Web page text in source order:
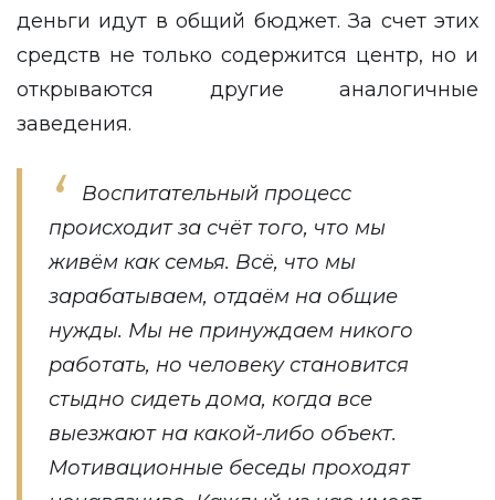
деньги идут в общий бюджет. За счет этих
средств не только содержится центр, но и
открываются другие аналогичные
заведения.
Воспитательный процесс
происходит за счёт того, что мы
живём как семья. Всё, что мы
зарабатываем, отдаём на общие
нужды. Мы не принуждаем никого
работать, но человеку становится
стыдно сидеть дома, когда все
выезжают на какой-либо объект.
Мотивационные беседы проходят